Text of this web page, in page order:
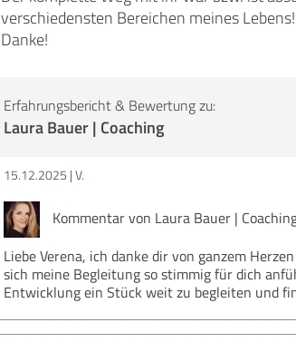
verschiedensten Bereichen meines Lebens!
Danke!
Erfahrungsbericht & Bewertung zu:
Laura Bauer | Coaching
15.12.2025 V.
Kommentar von Laura Bauer |
Liebe Verena, ich danke dir von ganzem
sich meine Begleitung so stimmig für dich
Entwicklung ein Stück weit zu begleiten und